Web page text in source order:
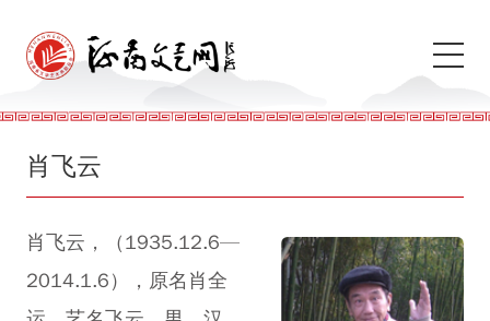
肖飞云
肖飞云，（1935.12.6—
2014.1.6），原名肖全